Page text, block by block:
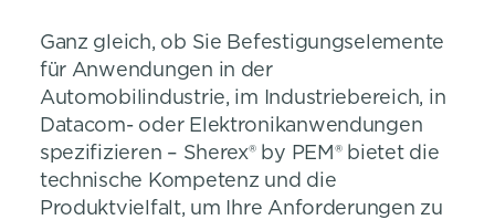
Ganz gleich, ob Sie Befestigungselemente
für Anwendungen in der
Automobilindustrie, im Industriebereich, in
Datacom- oder Elektronikanwendungen
spezifizieren – Sherex® by PEM® bietet die
technische Kompetenz und die
Produktvielfalt, um Ihre Anforderungen zu